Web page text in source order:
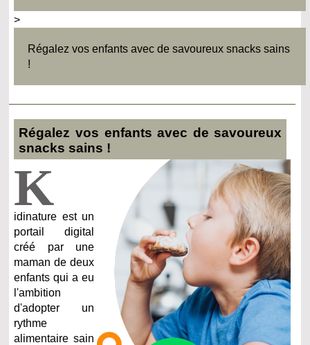
>
Régalez vos enfants avec de savoureux snacks sains
!
Régalez vos enfants avec de savoureux
snacks sains !
K
idinature est un
portail digital
créé par une
maman de deux
enfants qui a eu
l'ambition
d'adopter un
rythme
alimentaire sain